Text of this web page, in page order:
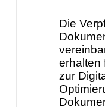
Die
erhalten
zur